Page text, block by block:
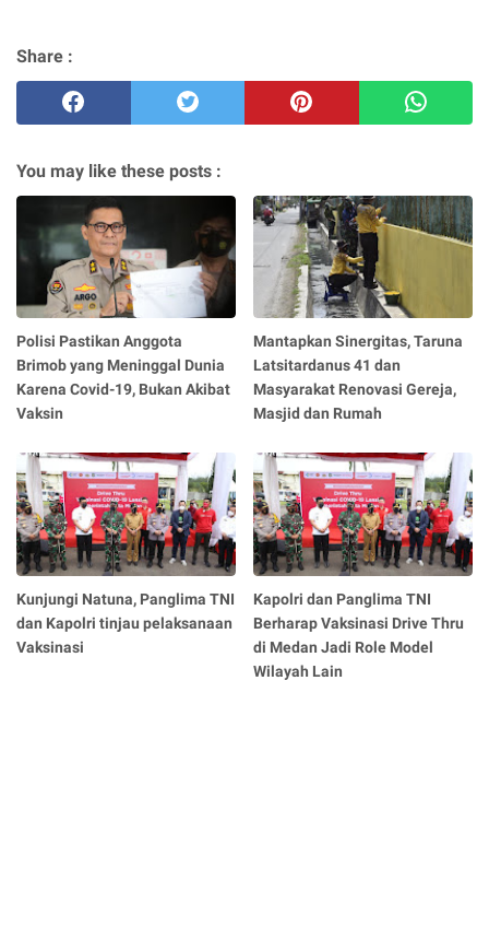
Share :
You may like these posts :
Polisi Pastikan Anggota
Brimob yang Meninggal Dunia
Karena Covid-19, Bukan Akibat
Vaksin
Mantapkan Sinergitas, Taruna
Latsitardanus 41 dan
Masyarakat Renovasi Gereja,
Masjid dan Rumah
Kunjungi Natuna, Panglima TNI
dan Kapolri tinjau pelaksanaan
Vaksinasi
Kapolri dan Panglima TNI
Berharap Vaksinasi Drive Thru
di Medan Jadi Role Model
Wilayah Lain